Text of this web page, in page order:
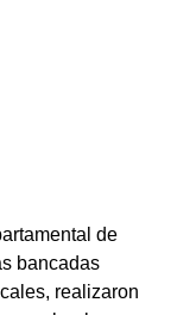
de
bancadas
realizaron